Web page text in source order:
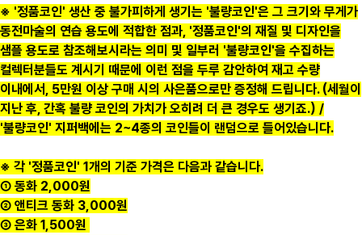
※ '정품코인' 생산 중 불가피하게 생기는 '불량코인'은 그 크기와 무게가
동전마술의 연습 용도에 적합한 점과, '정품코인'의 재질 및 디자인을
샘플 용도로 참조해보시라는 의미 및 일부러 '불량코인'을 수집하는
컬렉터분들도 계시기 때문에 이런 점을 두루 감안하여 재고 수량
이내에서, 5만원 이상 구매 시의 사은품으로만 증정해 드립니다. (세월이
지난 후, 간혹 불량 코인의 가치가 오히려 더 큰 경우도 생기죠.) /
'불량코인' 지퍼백에는 2~4종의 코인들이 랜덤으로 들어있습니다.
※ 각 '정품코인' 1개의 기준 가격은 다음과 같습니다.
① 동화 2,000원
② 앤티크 동화 3,000원
③ 은화 1,500원